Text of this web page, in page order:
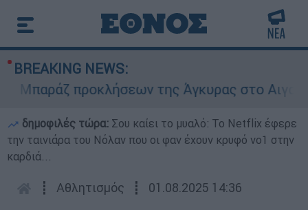
BREAKING NEWS:
προκλήσεων της Άγκυρας στο Αιγαίο:
δημοφιλές τώρα: Σου καίει το μυαλό: Το Netflix έφερε
την ταινιάρα του Νόλαν που οι φαν έχουν κρυφό νο1 στην
καρδιά...
┋ Αθλητισμός ┋ 01.08.2025 14:36